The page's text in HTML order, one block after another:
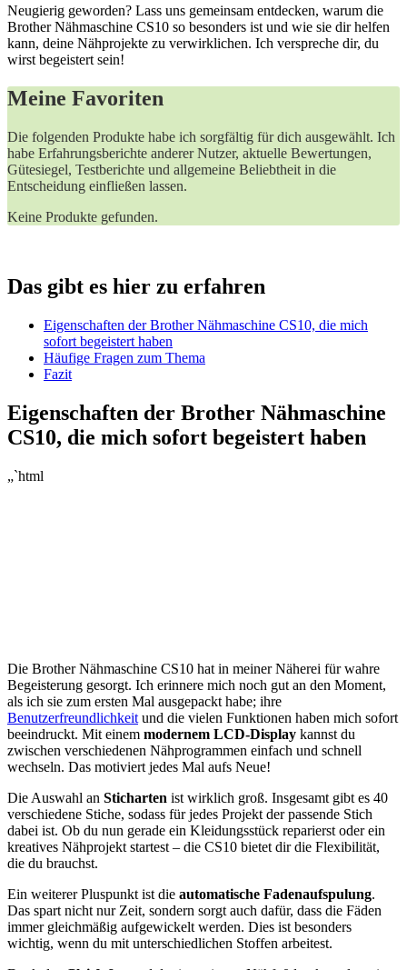
Neugierig geworden? Lass uns gemeinsam entdecken, warum die
Brother Nähmaschine CS10 so besonders ist und wie sie dir helfen
kann, deine Nähprojekte zu verwirklichen. Ich verspreche dir, du
wirst begeistert sein!
Meine Favoriten
Die folgenden Produkte habe ich sorgfältig für dich ausgewählt. Ich
habe Erfahrungsberichte anderer Nutzer, aktuelle Bewertungen,
Gütesiegel, Testberichte und allgemeine Beliebtheit in die
Entscheidung einfließen lassen.
Keine Produkte gefunden.
Das gibt es hier zu erfahren
Eigenschaften der Brother Nähmaschine CS10, die mich
sofort begeistert haben
Häufige Fragen zum Thema
Fazit
Eigenschaften der Brother Nähmaschine
CS10, die mich sofort begeistert haben
„`html
Die Brother Nähmaschine CS10 hat in meiner Näherei für wahre
Begeisterung gesorgt. Ich erinnere mich noch gut an den Moment,
als ich sie zum ersten Mal ausgepackt habe; ihre
Benutzerfreundlichkeit und die vielen Funktionen haben mich sofort
beeindruckt. Mit einem modernem LCD-Display kannst du
zwischen verschiedenen Nähprogrammen einfach und schnell
wechseln. Das motiviert jedes Mal aufs Neue!
Die Auswahl an Sticharten ist wirklich groß. Insgesamt gibt es 40
verschiedene Stiche, sodass für jedes Projekt der passende Stich
dabei ist. Ob du nun gerade ein Kleidungsstück reparierst oder ein
kreatives Nähprojekt startest – die CS10 bietet dir die Flexibilität,
die du brauchst.
Ein weiterer Pluspunkt ist die automatische Fadenaufspulung.
Das spart nicht nur Zeit, sondern sorgt auch dafür, dass die Fäden
immer gleichmäßig aufgewickelt werden. Dies ist besonders
wichtig, wenn du mit unterschiedlichen Stoffen arbeitest.